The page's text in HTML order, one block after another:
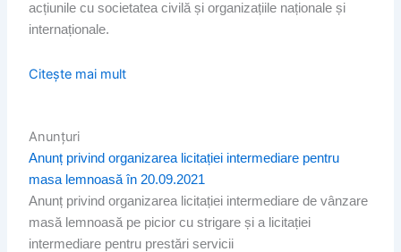
acțiunile cu societatea civilă și organizațiile naționale și
internaționale.
Citește mai mult
Anunțuri
Anunț privind organizarea licitației intermediare pentru
masa lemnoasă în 20.09.2021
Anunț privind organizarea licitației intermediare de vânzare
masă lemnoasă pe picior cu strigare și a licitației
intermediare pentru prestări servicii